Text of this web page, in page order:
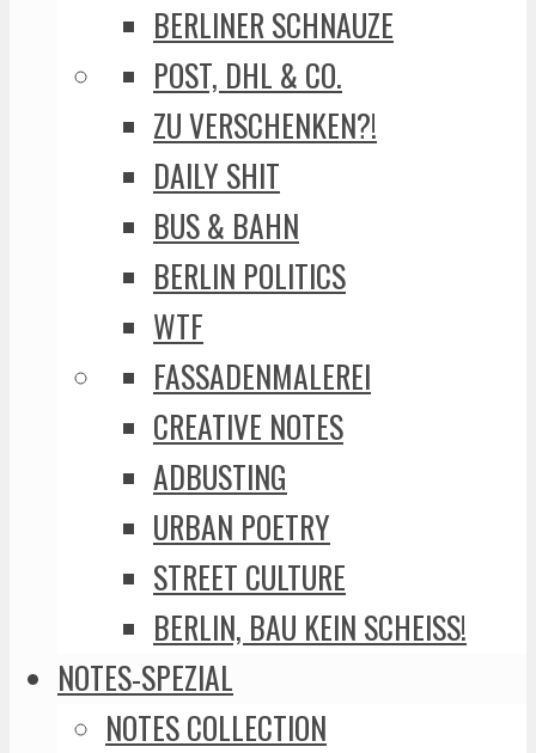
BERLINER SCHNAUZE
POST, DHL & CO.
ZU VERSCHENKEN?!
DAILY SHIT
BUS & BAHN
BERLIN POLITICS
WTF
FASSADENMALEREI
CREATIVE NOTES
ADBUSTING
URBAN POETRY
STREET CULTURE
BERLIN, BAU KEIN SCHEISS!
NOTES-SPEZIAL
NOTES COLLECTION